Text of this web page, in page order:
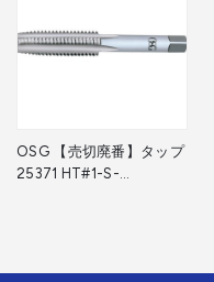
OSG 【売切廃番】タップ
25371 HT#1-S-